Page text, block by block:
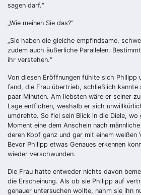
sagen darf.“
„Wie meinen Sie das?“
„Sie haben die gleiche empfindsame,
zudem auch äußerliche Parallelen.
ihr verstehen.“
Von diesen Eröffnungen fühlte sich Philipp
fand, die Frau übertrieb, schließlich
paar Minuten. Am liebsten wäre er seiner
Lage entflohen, weshalb er sich
umdrehte. So fiel sein Blick in die Diele, wo
Moment eine dem Anschein nach
deren Kopf ganz und gar mit einem weißen
Bevor Philipp etwas Genaues erkennen
wieder verschwunden.
Die Frau hatte entweder nichts davon
die Erscheinung. Als ob sie Philipp auf
genauer untersuchen wollte, nahm sie ihn